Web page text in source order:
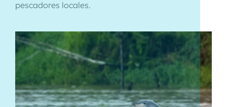
pescadores locales.